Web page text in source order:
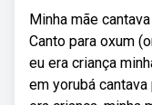
Minha mãe
Canto para oxum
eu era criança
em yorubá